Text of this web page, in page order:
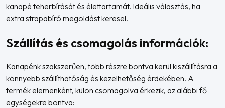
kanapé teherbírását és élettartamát. Ideális választás, ha
extra strapabíró megoldást keresel.
Szállítás és csomagolás információk:
Kanapénk szakszerűen, több részre bontva kerül kiszállításra a
könnyebb szállíthatóság és kezelhetőség érdekében. A
termék elemenként, külön csomagolva érkezik, az alábbi fő
egységekre bontva: